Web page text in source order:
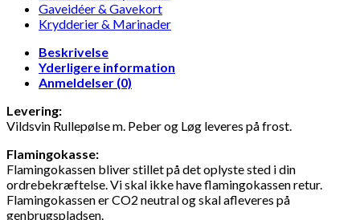
Gaveidéer & Gavekort
Krydderier & Marinader
Beskrivelse
Yderligere information
Anmeldelser (0)
Levering:
Vildsvin Rullepølse m. Peber og Løg leveres på frost.
Flamingokasse:
Flamingokassen bliver stillet på det oplyste sted i din
ordrebekræftelse. Vi skal ikke have flamingokassen retur.
Flamingokassen er CO2 neutral og skal afleveres på
genbrugspladsen.